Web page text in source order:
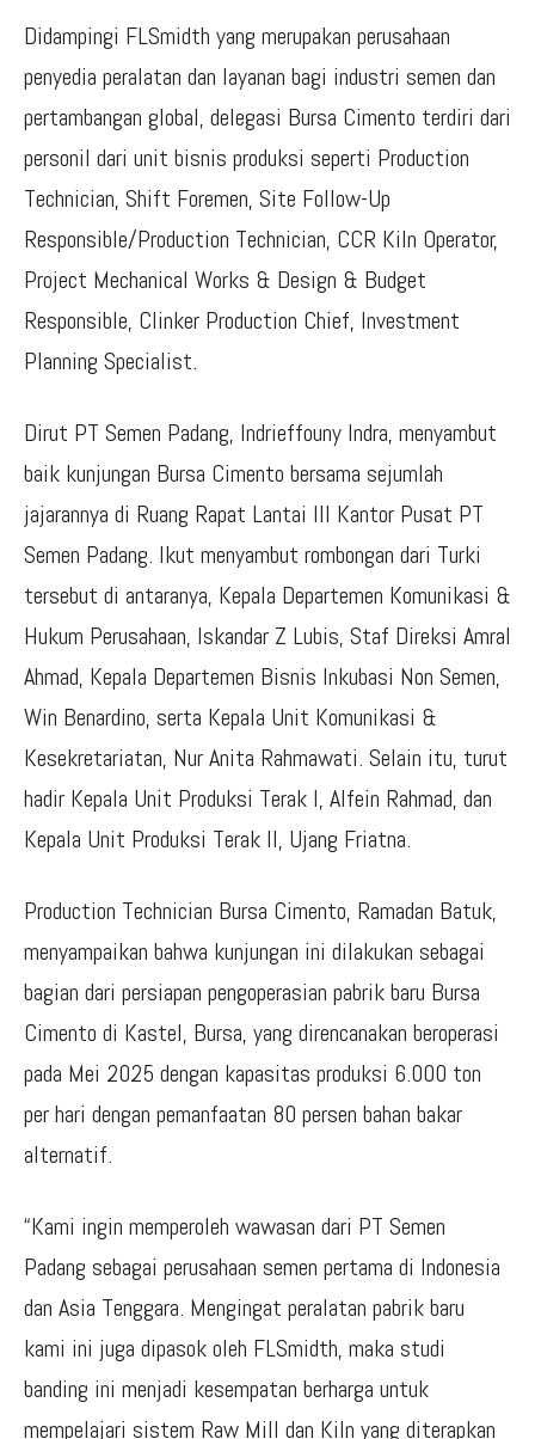
Didampingi FLSmidth yang merupakan perusahaan
penyedia peralatan dan layanan bagi industri semen dan
pertambangan global, delegasi Bursa Cimento terdiri dari
personil dari unit bisnis produksi seperti Production
Technician, Shift Foremen, Site Follow-Up
Responsible/Production Technician, CCR Kiln Operator,
Project Mechanical Works & Design & Budget
Responsible, Clinker Production Chief, Investment
Planning Specialist.
Dirut PT Semen Padang, Indrieffouny Indra, menyambut
baik kunjungan Bursa Cimento bersama sejumlah
jajarannya di Ruang Rapat Lantai III Kantor Pusat PT
Semen Padang. Ikut menyambut rombongan dari Turki
tersebut di antaranya, Kepala Departemen Komunikasi &
Hukum Perusahaan, Iskandar Z Lubis, Staf Direksi Amral
Ahmad, Kepala Departemen Bisnis Inkubasi Non Semen,
Win Benardino, serta Kepala Unit Komunikasi &
Kesekretariatan, Nur Anita Rahmawati. Selain itu, turut
hadir Kepala Unit Produksi Terak I, Alfein Rahmad, dan
Kepala Unit Produksi Terak II, Ujang Friatna.
Production Technician Bursa Cimento, Ramadan Batuk,
menyampaikan bahwa kunjungan ini dilakukan sebagai
bagian dari persiapan pengoperasian pabrik baru Bursa
Cimento di Kastel, Bursa, yang direncanakan beroperasi
pada Mei 2025 dengan kapasitas produksi 6.000 ton
per hari dengan pemanfaatan 80 persen bahan bakar
alternatif.
“Kami ingin memperoleh wawasan dari PT Semen
Padang sebagai perusahaan semen pertama di Indonesia
dan Asia Tenggara. Mengingat peralatan pabrik baru
kami ini juga dipasok oleh FLSmidth, maka studi
banding ini menjadi kesempatan berharga untuk
mempelajari sistem Raw Mill dan Kiln yang diterapkan